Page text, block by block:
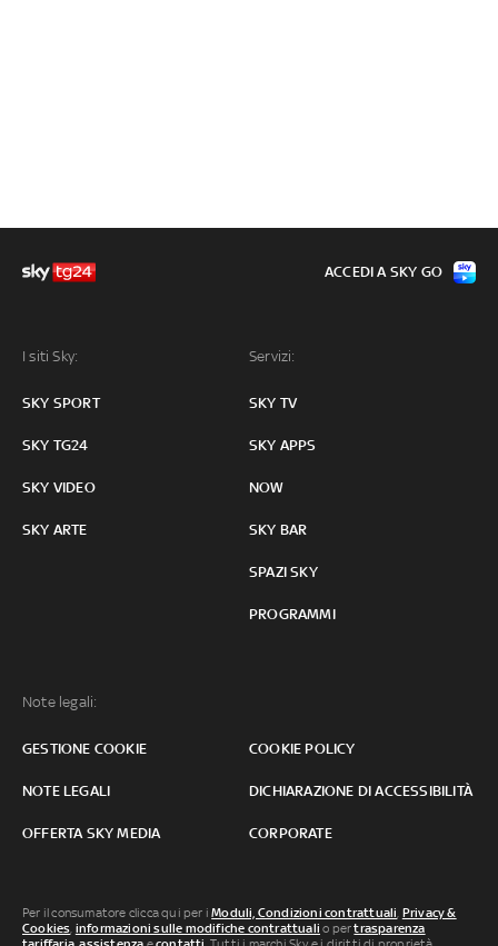
I siti Sky:
SKY SPORT
SKY TG24
SKY VIDEO
SKY ARTE
Servizi:
SKY TV
SKY APPS
NOW
SKY BAR
SPAZI SKY
PROGRAMMI
Note legali:
GESTIONE COOKIE COOKIE POLICY
NOTE LEGALI DICHIARAZIONE DI ACCESSIBILITÀ
OFFERTA SKY MEDIA CORPORATE
ACCEDI A SKY GO
Per il consumatore clicca qui per iModuli, Condizioni contrattuali, Privacy &
Cookies, informazioni sulle modifiche contrattuali o pertrasparenza